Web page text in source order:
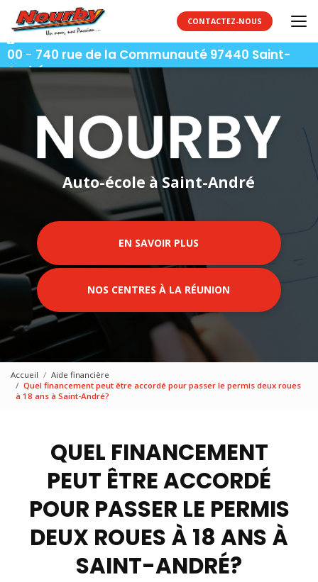
contenu
principal
06 92 92 25 51-06 92 62 62 91-06 92 94 94
00 - 740 rue de la Communauté 97440 Saint-
André
CONTACTEZ-NOUS
Auto-école à Saint-André
EN SAVOIR PLUS
NOS CENTRES À LA RÉUNION
Accueil
Aide financière
Quel financement peut être accordé pour passer le permis deux roues
à 18 ans à Saint-André?
QUEL FINANCEMENT
PEUT ÊTRE ACCORDÉ
POUR PASSER LE PERMIS
DEUX ROUES À 18 ANS À
SAINT-ANDRÉ?